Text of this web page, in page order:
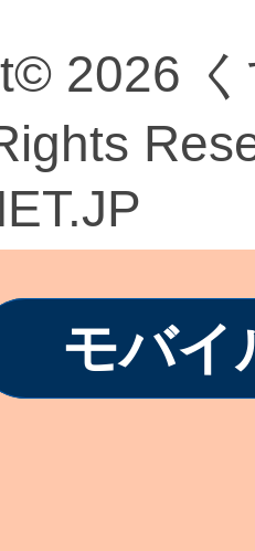
2026
モバイ